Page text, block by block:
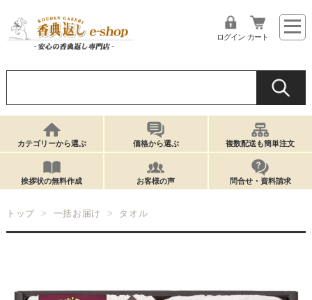
ログイン カート
カテゴリーから選ぶ 価格から選ぶ 複数配送も簡単注文
挨拶状の無料作成 お客様の声 問合せ・資料請求
トップ 一括お届け タオル